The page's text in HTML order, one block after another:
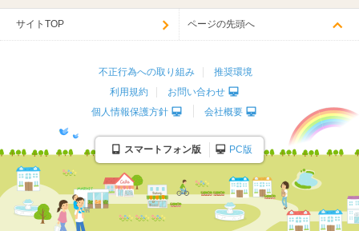
サイトTOP ページの先頭へ
不正行為への取り組み
推奨環境
利用規約
お問い合わせ
個人情報保護方針
会社概要
スマートフォン版 PC版